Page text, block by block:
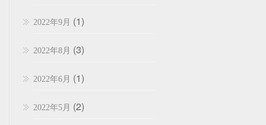
2022年9月 (1)
2022年8月 (3)
2022年6月 (1)
2022年5月 (2)